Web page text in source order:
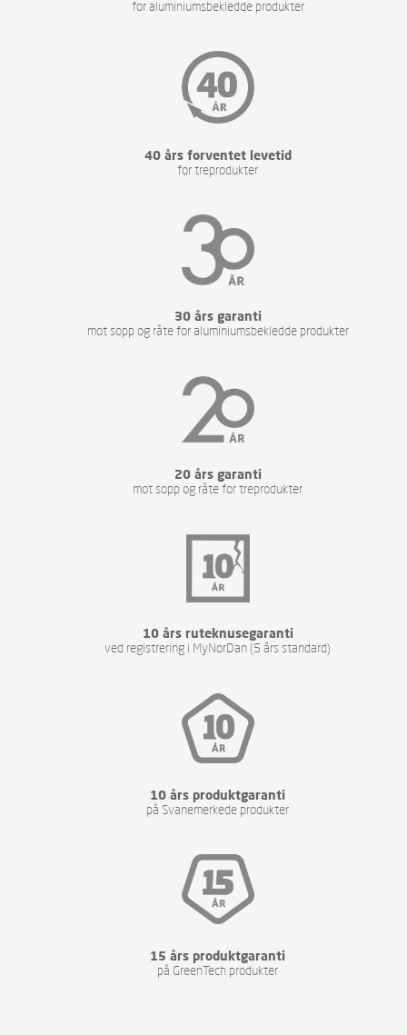
for aluminiumsbekledde produkter
40 års forventet levetid
for treprodukter
30 års garanti
mot sopp og råte for aluminiumsbekledde produkter
20 års garanti
mot sopp og råte for treprodukter
10 års ruteknusegaranti
ved registrering i MyNorDan (5 års standard)
10 års produktgaranti
på Svanemerkede produkter
15 års produktgaranti
på GreenTech produkter